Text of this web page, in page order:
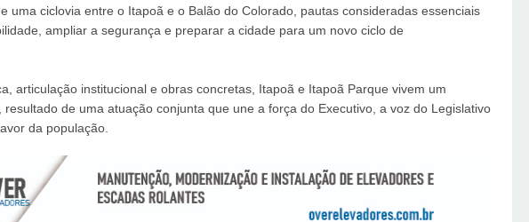
uma ciclovia entre o Itapoã e o Balão do Colorado, pautas consideradas essenciais
ampliar a segurança e preparar a cidade para um novo ciclo de
articulação institucional e obras concretas, Itapoã e Itapoã Parque vivem um
resultado de uma atuação conjunta que une a força do Executivo, a voz do Legislativo
da população.